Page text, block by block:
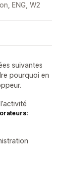
ENG, W2
suivantes
pourquoi en